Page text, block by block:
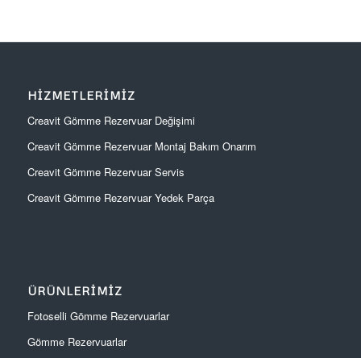
HIZMETLERIMIZ
Creavit Gömme Rezervuar Değişimi
Creavit Gömme Rezervuar Montaj Bakım Onarım
Creavit Gömme Rezervuar Servis
Creavit Gömme Rezervuar Yedek Parça
ÜRÜNLERIMIZ
Fotoselli Gömme Rezervuarlar
Gömme Rezervuarlar